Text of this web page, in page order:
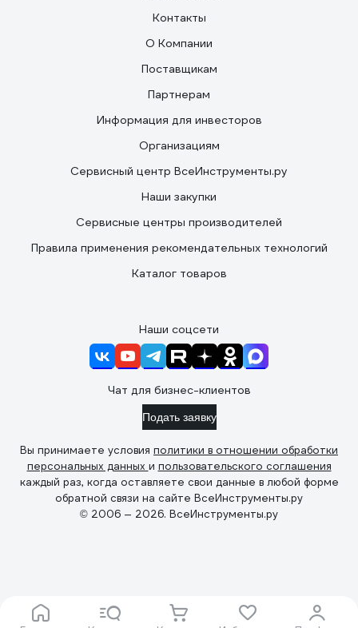
Контакты
О Компании
Поставщикам
Партнерам
Информация для инвесторов
Организациям
Сервисный центр ВсеИнструменты.ру
Наши закупки
Сервисные центры производителей
Правила применения рекомендательных технологий
Каталог товаров
Наши соцсети
Чат для бизнес-клиентов
Подать заявку
Вы принимаете условия политики в отношении обработки
персональных данных и пользовательского соглашения
каждый раз, когда оставляете свои данные в любой форме
обратной связи на сайте ВсеИнструменты.ру
© 2006 — 2026. ВсеИнструменты.ру